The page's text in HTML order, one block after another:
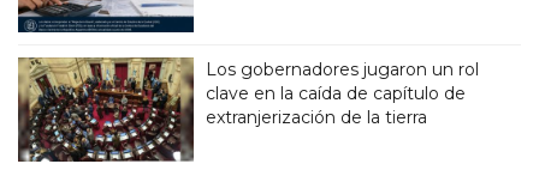
Los gobernadores jugaron un rol
clave en la caída de capítulo de
extranjerización de la tierra